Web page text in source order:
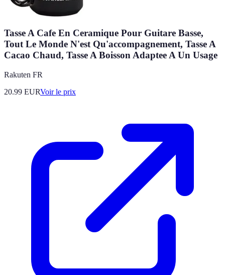
Tasse A Cafe En Ceramique Pour Guitare Basse,
Tout Le Monde N'est Qu'accompagnement, Tasse A
Cacao Chaud, Tasse A Boisson Adaptee A Un Usage
Rakuten FR
20.99 EURVoir le prix